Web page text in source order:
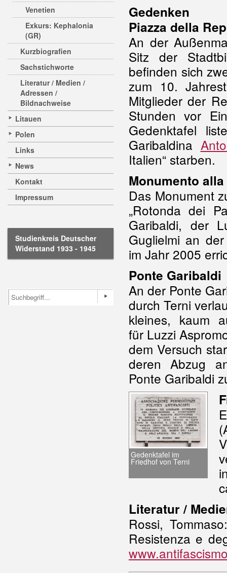
Venetien
Exkurs: Kephalonia
(GR)
Kurzbiografien
Sachstichworte
Literatur / Medien /
Adressen /
Bildnachweise
Litauen
Polen
Links
News
Kontakt
Impressum
Studienkreis Deutscher
Widerstand 1933 - 1945
Gedenken
Piazza della
An der
Sitz der
befinden sich
zum 10.
Mitglieder der
Stunden vor
Gedenktafel
Garibaldina
Italien“ starben.
Monumento
Das Monument
„Rotonda dei
Garibaldi, der
Guglielmi an
im Jahr 2005
Ponte Garibaldi
An der Ponte
durch Terni
kleines, kaum
für Luzzi
dem Versuch
deren Abzug
Ponte Garibaldi
Gedenktafel im
Friedhof von Terni
Literatur /
Rossi,
Resistenza e